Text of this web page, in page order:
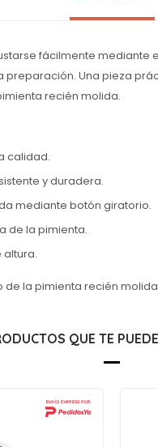
fácilmente mediante
Una pieza
recién molida.
calidad.
y duradera.
mediante botón giratorio.
de la pimienta.
altura.
de la pimienta recién
QUE TE